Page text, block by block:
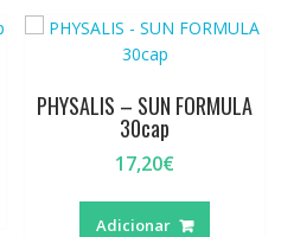
PHYSALIS – SUN FORMULA
30cap
17,20€
Adicionar